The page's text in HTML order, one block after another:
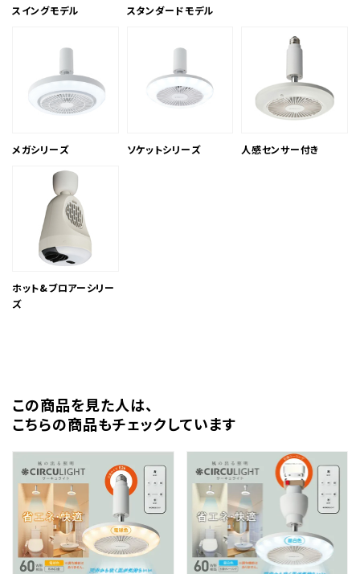
スイングモデル
スタンダードモデル
メガシリーズ ソケットシリーズ 人感センサー付き
ホット&ブロアーシリー
ズ
この商品を⾒た⼈は、
こちらの商品もチェックしています